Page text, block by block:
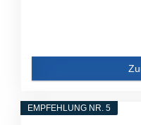
EMPFEHLUNG NR. 5